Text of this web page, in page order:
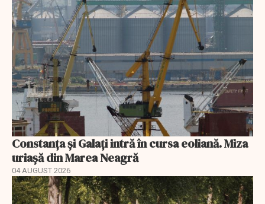
Constanța și Galați intră în cursa eoliană. Miza
uriașă din Marea Neagră
04 AUGUST 2026